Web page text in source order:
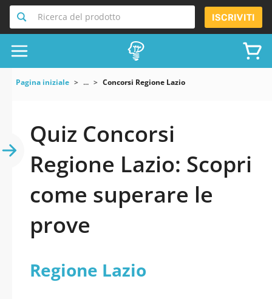
Ricerca del prodotto ISCRIVITI
Pagina iniziale ... Concorsi Regione Lazio
Quiz Concorsi
Regione Lazio: Scopri
come superare le
prove
Regione Lazio